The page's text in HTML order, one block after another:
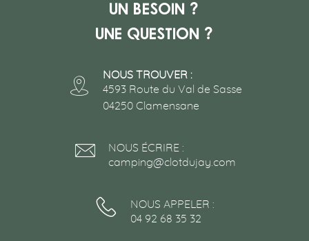
Un besoin ?
Une question ?
NOUS ÉCRIRE :
camping@clotdujay.com
NOUS TROUVER :
4593 Route du Val de Sasse
04250 Clamensane
NOUS APPELER :
04 92 68 35 32